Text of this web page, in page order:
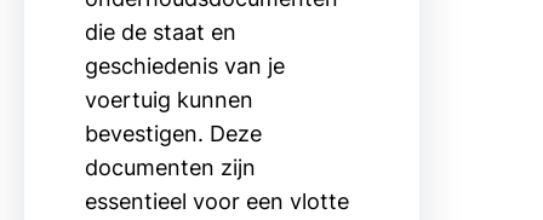
die de staat en
geschiedenis van je
voertuig kunnen
bevestigen. Deze
documenten zijn
essentieel voor een vlotte